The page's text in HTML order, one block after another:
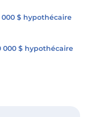
000 $ hypothécaire
000 $ hypothécaire